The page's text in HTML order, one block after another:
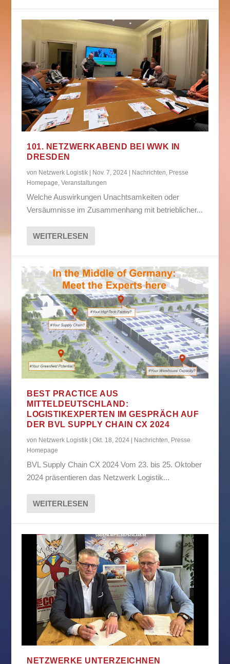
101. NETZWERKABEND BEI WWK IN
DRESDEN
von Netzwerk Logistik | Nov. 7, 2024 | Nachrichten Presse
Homepage ,Veranstaltungen
Welche Auswirkungen Unachtsamkeiten oder
Versäumnisse im Zusammenhang mit betrieblicher...
WEITERLESEN
BEST PRACTICE AUS
MITTELDEUTSCHLAND:
LOGISTIKEXPERTEN IM GESPRÄCH AUF
DER BVL SUPPLY CHAIN CX 2024
von Netzwerk Logistik |Okt. 18, 2024 | Nachrichten Presse
Homepage
BVL Supply Chain CX 2024 Vom 23. bis 25. Oktober
2024 präsentieren das Netzwerk Logistik...
WEITERLESEN
NETZWERKE UNTERZEICHNEN